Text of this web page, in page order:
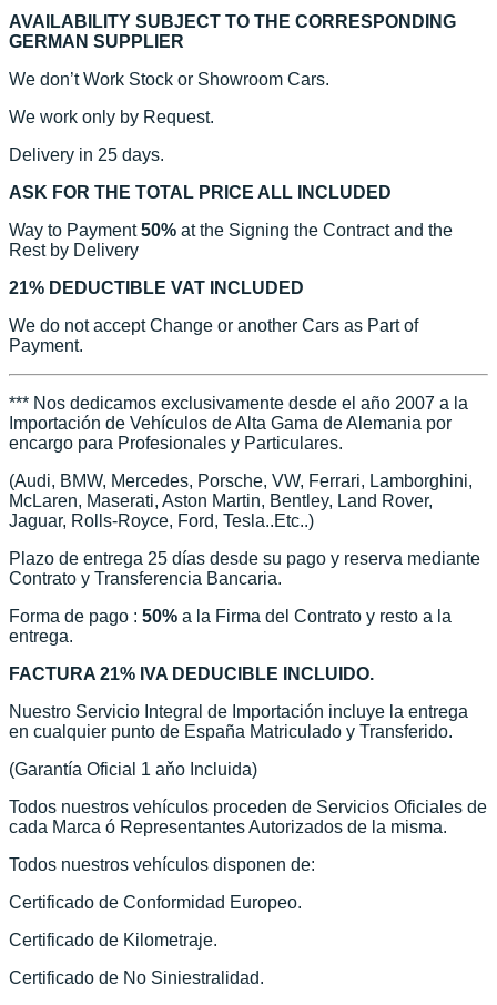
AVAILABILITY SUBJECT TO THE CORRESPONDING
GERMAN SUPPLIER
We don’t Work Stock or Showroom Cars.
We work only by Request.
Delivery in 25 days.
ASK FOR THE TOTAL PRICE ALL INCLUDED
Way to Payment50% at the Signing the Contract and the
Rest by Delivery
21% DEDUCTIBLE VAT INCLUDED
We do not accept Change or another Cars as Part of
Payment.
*** Nos dedicamos exclusivamente desde el año 2007 a la
Importación de Vehículos de Alta Gama de Alemania por
encargo para Profesionales y Particulares.
(Audi, BMW, Mercedes, Porsche, VW, Ferrari, Lamborghini,
McLaren, Maserati, Aston Martin, Bentley, Land Rover,
Jaguar, Rolls-Royce, Ford, Tesla..Etc..)
Plazo de entrega 25 días desde su pago y reserva mediante
Contrato y Transferencia Bancaria.
Forma de pago : 50% a la Firma del Contrato y resto a la
entrega.
FACTURA 21% IVA DEDUCIBLE INCLUIDO.
Nuestro Servicio Integral de Importación incluye la entrega
en cualquier punto de España Matriculado y Transferido.
(Garantía Oficial 1 aňo Incluida)
Todos nuestros vehículos proceden de Servicios Oficiales de
cada Marca ó Representantes Autorizados de la misma.
Todos nuestros vehículos disponen de:
Certificado de Conformidad Europeo.
Certificado de Kilometraje.
Certificado de No Siniestralidad.